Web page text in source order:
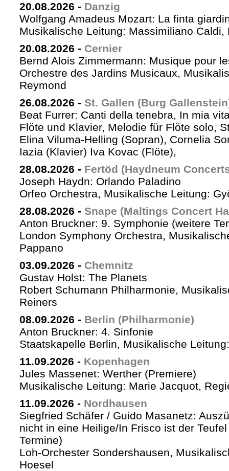
20.08.2026 - Danzig
Wolfgang Amadeus Mozart: La finta
Musikalische Leitung: Massimiliano Caldi,
20.08.2026 - Cernier
Bernd Alois Zimmermann: Musique pour
Orchestre des Jardins Musicaux,
Reymond
26.08.2026 - St. Gallen (Burg
Beat Furrer: Canti della tenebra, In mia
Flöte und Klavier, Melodie für Flöte solo,
Elina Viluma-Helling (Sopran), Cornelia
Iazia (Klavier) Iva Kovac (Flöte),
28.08.2026 - Fertöd (Haydneum
Joseph Haydn: Orlando Paladino
Orfeo Orchestra, Musikalische Leitung:
28.08.2026 - Snape (Maltings Concert
Anton Bruckner: 9. Symphonie (weitere
London Symphony Orchestra,
Pappano
03.09.2026 - Chemnitz
Gustav Holst: The Planets
Robert Schumann Philharmonie,
Reiners
08.09.2026 - Berlin (Philharmonie)
Anton Bruckner: 4. Sinfonie
Staatskapelle Berlin, Musikalische
11.09.2026 - Kopenhagen
Jules Massenet: Werther (Premiere)
Musikalische Leitung: Marie Jacquot,
11.09.2026 - Nordhausen
Siegfried Schäfer / Guido Masanetz:
nicht in eine Heilige/In Frisco ist der
Termine)
Loh-Orchester Sondershausen,
Hoesel